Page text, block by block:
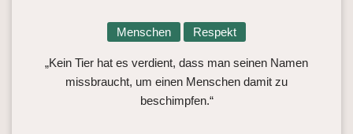
Menschen Respekt
„Kein Tier hat es verdient, dass man seinen Namen
missbraucht, um einen Menschen damit zu
beschimpfen.“